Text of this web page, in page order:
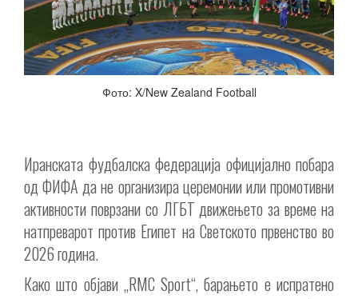
Фото: X/New Zealand Football
Иранската фудбалска федерација официјално побара
од ФИФА да не организира церемонии или промотивни
активности поврзани со ЛГБТ движењето за време на
натпреварот против Египет на Светското првенство во
2026 година.
Како што објави „RMC Sport“, барањето е испратено